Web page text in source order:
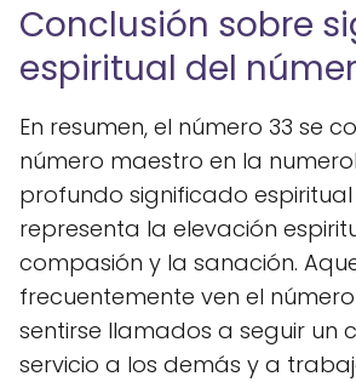
Conclusión sobre
espiritual del
En resumen, el número 33 se
número maestro en la
profundo significado
representa la elevación
compasión y la sanación.
frecuentemente ven el
sentirse llamados a seguir un
servicio a los demás y a